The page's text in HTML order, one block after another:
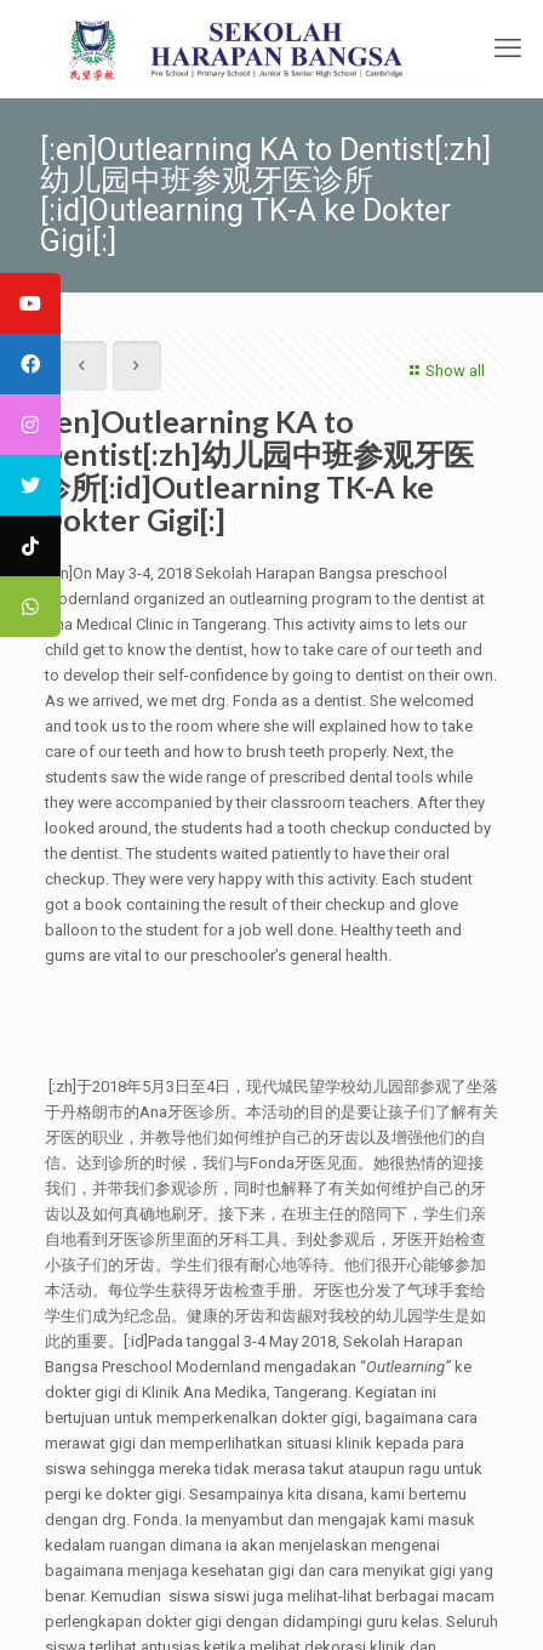
[:en]Outlearning KA to Dentist[:zh]
幼儿园中班参观牙医诊所
[:id]Outlearning TK-A ke Dokter
Gigi[:]
Show all
[:en]Outlearning KA to
Dentist[:zh]幼儿园中班参观牙医
诊所[:id]Outlearning TK-A ke
Dokter Gigi[:]
[:en] On May 3-4, 2018 Sekolah Harapan Bangsa preschool
Modernland organized an outlearning program to the dentist at
Ana Medical Clinic in Tangerang. This activity aims to lets our
child get to know the dentist, how to take care of our teeth and
to develop their self-confidence by going to dentist on their own.
As we arrived, we met drg. Fonda as a dentist. She welcomed
and took us to the room where she will explained how to take
care of our teeth and how to brush teeth properly. Next, the
students saw the wide range of prescribed dental tools while
they were accompanied by their classroom teachers. After they
looked around, the students had a tooth checkup conducted by
the dentist. The students waited patiently to have their oral
checkup. They were very happy with this activity. Each student
got a book containing the result of their checkup and glove
balloon to the student for a job well done. Healthy teeth and
gums are vital to our preschooler’s general health.
[:zh] 于2018年5月3日至4日，现代城民望学校幼儿园部参观了坐落
于丹格朗市的Ana牙医诊所。本活动的目的是要让孩子们了解有关
牙医的职业，并教导他们如何维护自己的牙齿以及增强他们的自
信。达到诊所的时候，我们与Fonda牙医见面。她很热情的迎接
我们，并带我们参观诊所，同时也解释了有关如何维护自己的牙
齿以及如何真确地刷牙。接下来，在班主任的陪同下，学生们亲
自地看到牙医诊所里面的牙科工具。到处参观后，牙医开始检查
小孩子们的牙齿。学生们很有耐心地等待。他们很开心能够参加
本活动。每位学生获得牙齿检查手册。牙医也分发了气球手套给
学生们成为纪念品。健康的牙齿和齿龈对我校的幼儿园学生是如
此的重要。
[:id] Pada tanggal 3-4 May 2018, Sekolah Harapan
Bangsa Preschool Modernland mengadakan “Outlearning”ke
dokter gigi di Klinik Ana Medika, Tangerang. Kegiatan ini
bertujuan untuk memperkenalkan dokter gigi, bagaimana cara
merawat gigi dan memperlihatkan situasi klinik kepada para
siswa sehingga mereka tidak merasa takut ataupun ragu untuk
pergi ke dokter gigi. Sesampainya kita disana, kami bertemu
dengan drg. Fonda. Ia menyambut dan mengajak kami masuk
kedalam ruangan dimana ia akan menjelaskan mengenai
bagaimana menjaga kesehatan gigi dan cara menyikat gigi yang
benar. Kemudian siswa siswi juga melihat-lihat berbagai macam
perlengkapan dokter gigi dengan didampingi guru kelas. Seluruh